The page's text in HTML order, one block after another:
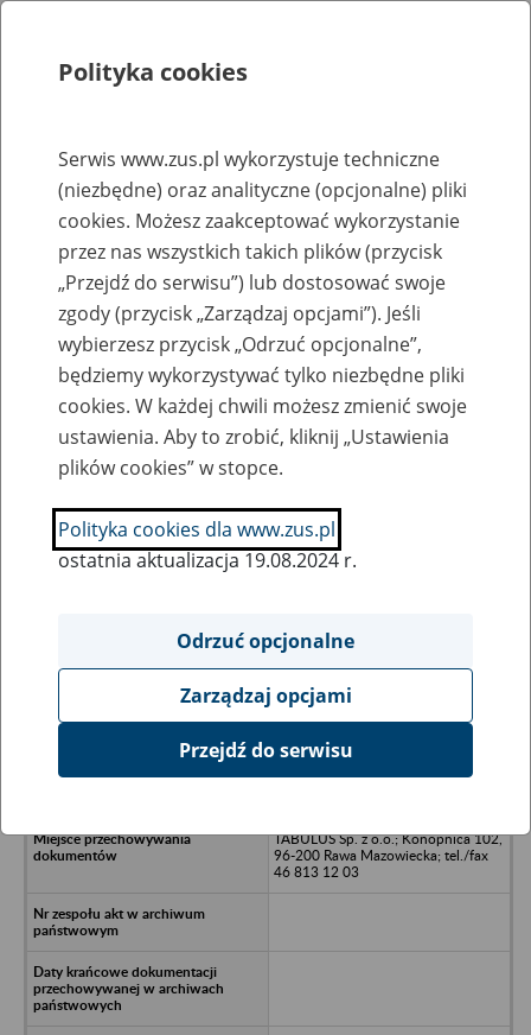
Rejestry, ewidencje i archiwa
Baza zlikwidowanych lub
przekształconych zakładów pracy
Nazwa zakładu pracy:
SZUKAJ
Ukryj wszystkie pozycje bazy
ANIMID Sp. z o.o. - Łodż, al.
TABULUS Sp. z o.o.; Konopnica 102,
96-200 Rawa Mazowiecka; tel./fax
46 813 12 03
Polityka cookies
Serwis www.zus.pl wykorzystuje techniczne
(niezbędne) oraz analityczne (opcjonalne) pliki
cookies. Możesz zaakceptować wykorzystanie
przez nas wszystkich takich plików (przycisk
„Przejdź do serwisu”) lub dostosować swoje
zgody (przycisk „Zarządzaj opcjami”). Jeśli
wybierzesz przycisk „Odrzuć opcjonalne”,
będziemy wykorzystywać tylko niezbędne pliki
cookies. W każdej chwili możesz zmienić swoje
ustawienia. Aby to zrobić, kliknij „Ustawienia
plików cookies” w stopce.
Polityka cookies dla www.zus.pl
ostatnia aktualizacja 19.08.2024 r.
Odrzuć opcjonalne
Zarządzaj opcjami
Przejdź do serwisu